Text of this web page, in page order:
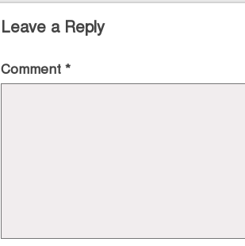
Leave a Reply
Comment *